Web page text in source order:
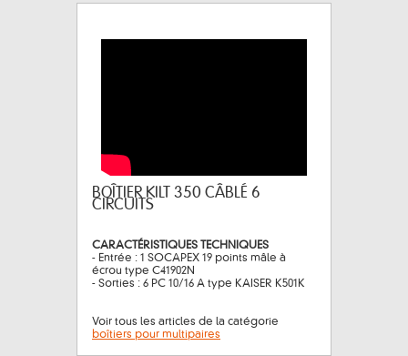
BOÎTIER KILT 350 CÂBLÉ 6
CIRCUITS
CARACTÉRISTIQUES TECHNIQUES
- Entrée : 1 SOCAPEX 19 points mâle à
écrou type C41902N
- Sorties : 6 PC 10/16 A type KAISER K501K
Voir tous les articles de la catégorie
boîtiers pour multipaires